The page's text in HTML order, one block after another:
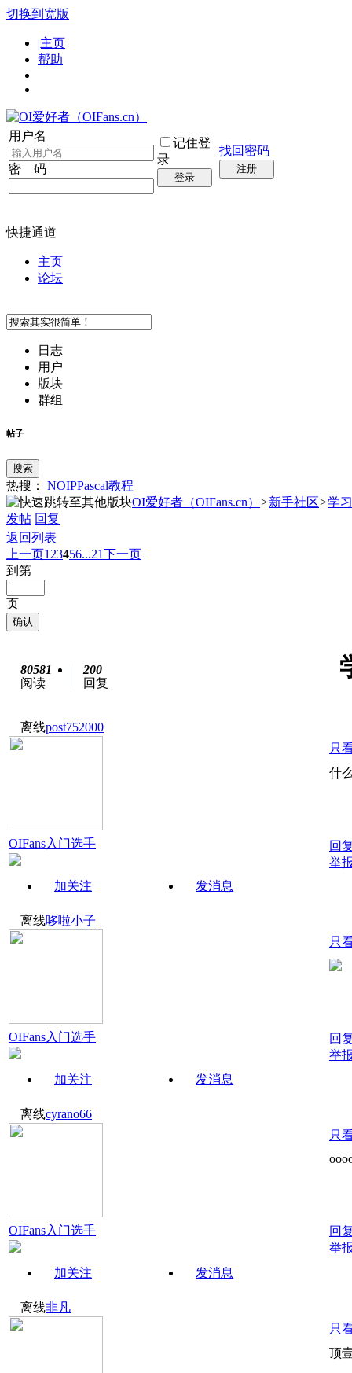
切换到宽版
|主页
帮助
用户名
密 码
记住登
录
登录
找回密码
注册
快捷通道
主页
论坛
日志
用户
版块
群组
帖子
搜索
热搜： NOIPPascal教程
OI爱好者（OIFans.cn） >新手社区>学
发帖 回复
返回列表
上一页1 23456...21下一页
到第
页
确认
80581
阅读
200
回复
离线post752000
OIFans入门选手
加关注 发消息
只
什
回
举
离线哆啦小子
OIFans入门选手
加关注 发消息
只
回
举
离线cyrano66
OIFans入门选手
加关注 发消息
只
回
举
离线非凡
只
顶